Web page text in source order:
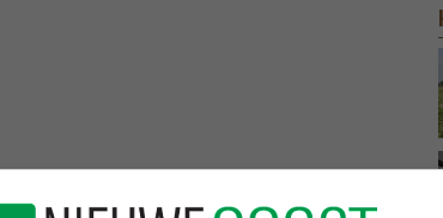
Danone voortaan direct in China te